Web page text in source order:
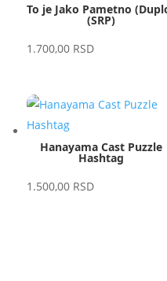
To je Jako Pametno
(SRP)
1.700,00 RSD
Hanayama Cast Puzzle
Hashtag
1.500,00 RSD